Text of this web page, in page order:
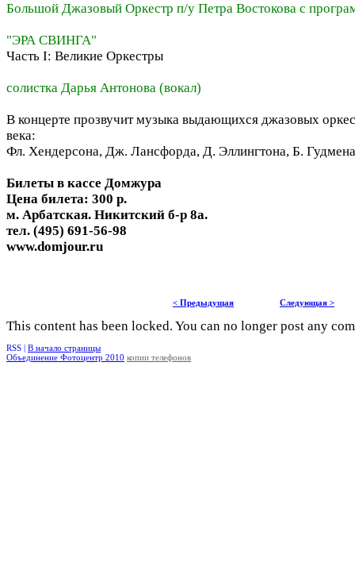
Большой Джазовый Оркестр п/у Петра Востокова с
"ЭРА СВИНГА"
Часть I: Великие Оркестры
солистка Дарья Антонова (вокал)
В концерте прозвучит музыка выдающихся джазовых
века:
Фл. Хендерсона, Дж. Лансфорда, Д. Эллингтона, Б.
Билеты в кассе Домжура
Цена билета: 300 р.
м. Арбатская. Никитский б-р 8а.
тел. (495) 691-56-98
www.domjour.ru
< Предыдущая Следующая >
This content has been locked. You can no longer post any
RSS | В начало страницы
Объединение Фотоцентр 2010 копии телефонов